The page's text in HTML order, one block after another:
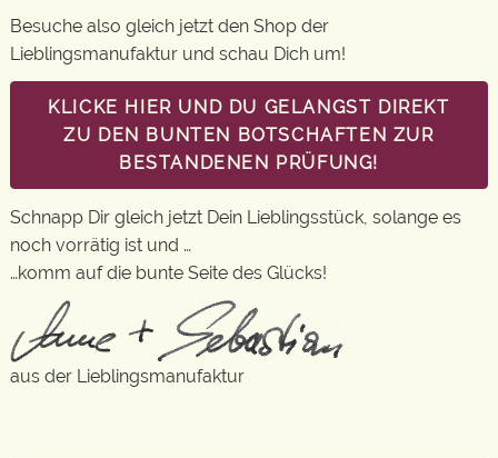
Besuche also gleich jetzt den Shop der
Lieblingsmanufaktur und schau Dich um!
KLICKE HIER UND DU GELANGST DIREKT
ZU DEN BUNTEN BOTSCHAFTEN ZUR
BESTANDENEN PRÜFUNG!
Schnapp Dir gleich jetzt Dein Lieblingsstück, solange es
noch vorrätig ist und …
…komm auf die bunte Seite des Glücks!
aus der Lieblingsmanufaktur